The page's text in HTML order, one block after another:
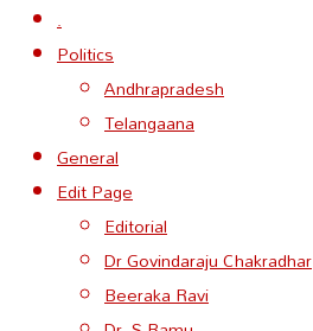
.
Politics
Andhrapradesh
Telangaana
General
Edit Page
Editorial
Dr Govindaraju Chakradhar
Beeraka Ravi